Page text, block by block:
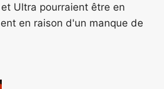
Ultra pourraient être en
en raison d'un manque de